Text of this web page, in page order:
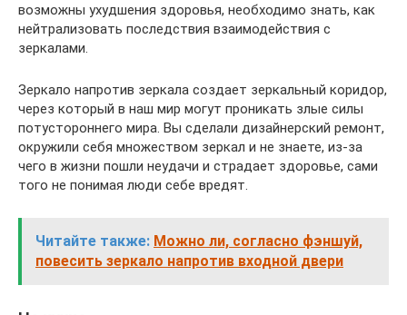
возможны ухудшения здоровья, необходимо знать, как
нейтрализовать последствия взаимодействия с
зеркалами.
Зеркало напротив зеркала создает зеркальный коридор,
через который в наш мир могут проникать злые силы
потустороннего мира. Вы сделали дизайнерский ремонт,
окружили себя множеством зеркал и не знаете, из-за
чего в жизни пошли неудачи и страдает здоровье, сами
того не понимая люди себе вредят.
Читайте также: Можно ли, согласно фэншуй,
повесить зеркало напротив входной двери